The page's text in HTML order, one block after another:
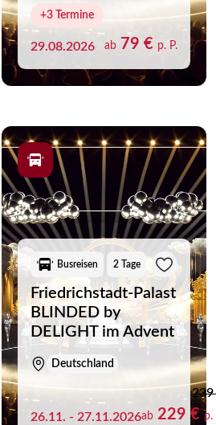
+3 Termine
29.08.2026 ab 79 € p. P.
Busreisen 2 Tage
Friedrichstadt-Palast
BLINDED by
DELIGHT im Advent
Deutschland
26.11. - 27.11.2026
239
ab 229 €p.